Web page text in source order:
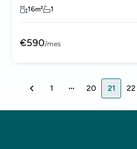
16m² 1
€590/mes
1 20 21 22